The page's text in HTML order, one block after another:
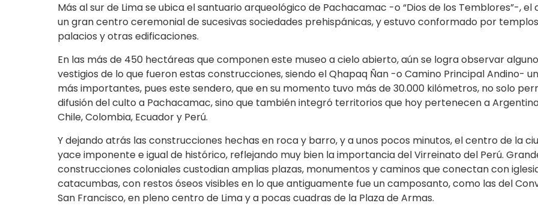
Más al sur de Lima se ubica el santuario arqueológico de Pachacamac -o “Dios de los Temblores”-, el
un gran centro ceremonial de sucesivas sociedades prehispánicas, y estuvo conformado por
palacios y otras edificaciones.
En las más de 450 hectáreas que componen este museo a cielo abierto, aún se logra observar
vestigios de lo que fueron estas construcciones, siendo el Qhapaq Ñan -o Camino Principal Andino-
más importantes, pues este sendero, que en su momento tuvo más de 30.000 kilómetros, no solo
difusión del culto a Pachacamac, sino que también integró territorios que hoy pertenecen a
Chile, Colombia, Ecuador y Perú.
Y dejando atrás las construcciones hechas en roca y barro, y a unos pocos minutos, el centro de la
yace imponente e igual de histórico, reflejando muy bien la importancia del Virreinato del Perú.
construcciones coloniales custodian amplias plazas, monumentos y caminos que conectan con
catacumbas, con restos óseos visibles en lo que antiguamente fue un camposanto, como las del
San Francisco, en pleno centro de Lima y a pocas cuadras de la Plaza de Armas.